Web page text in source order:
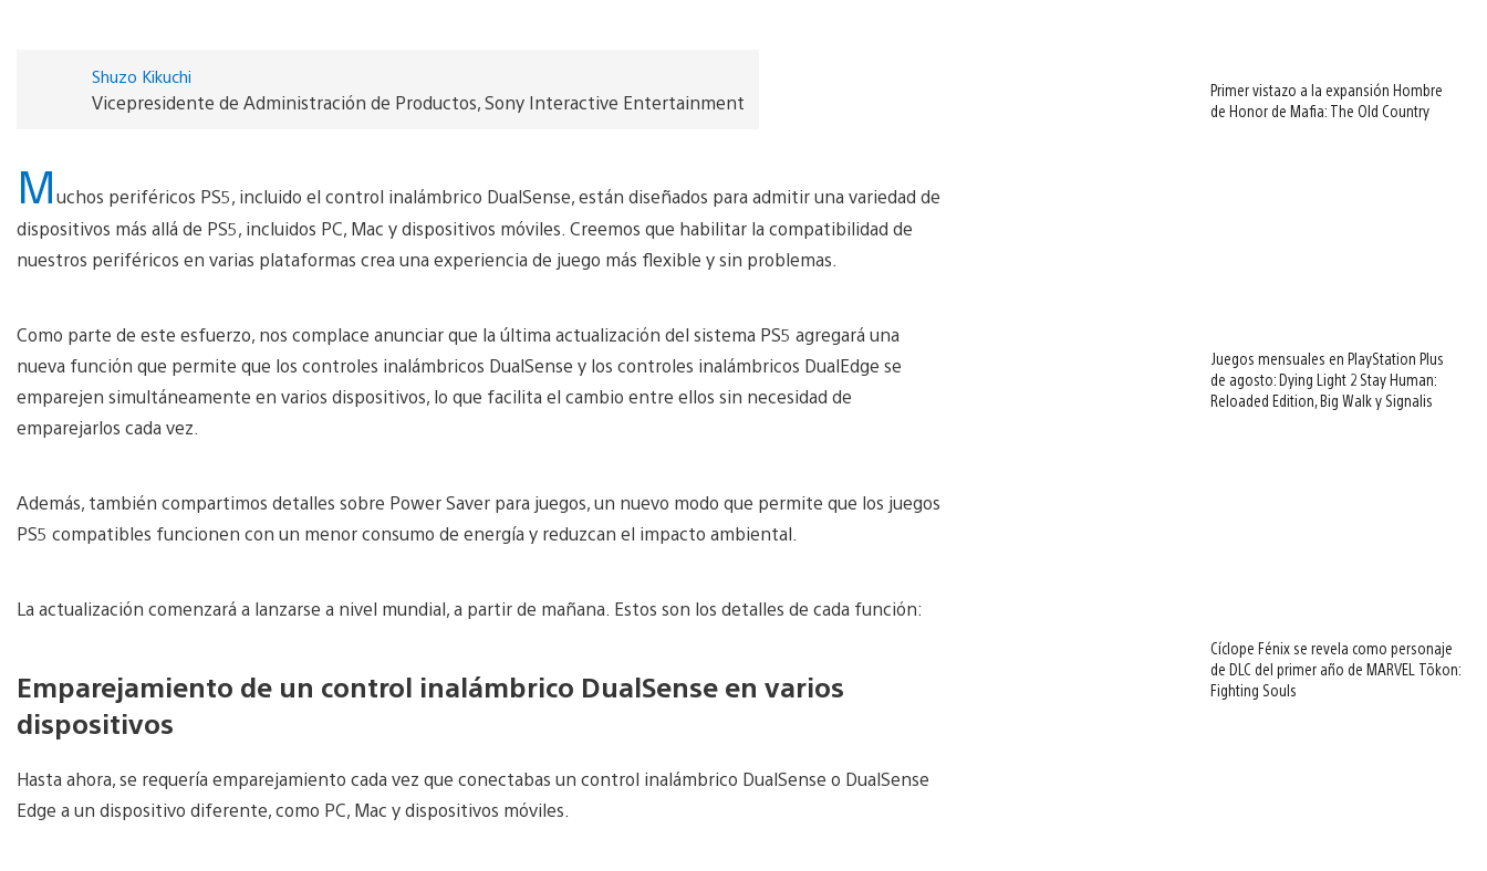
Shuzo Kikuchi
Vicepresidente de Administración de Productos, Sony Interactive Entertainment
Muchos periféricos PS5, incluido el control inalámbrico DualSense, están diseñados para admitir una variedad de
dispositivos más allá de PS5, incluidos PC, Mac y dispositivos móviles. Creemos que habilitar la compatibilidad de
nuestros periféricos en varias plataformas crea una experiencia de juego más flexible y sin problemas.
Como parte de este esfuerzo, nos complace anunciar que la última actualización del sistema PS5 agregará una
nueva función que permite que los controles inalámbricos DualSense y los controles inalámbricos DualEdge se
emparejen simultáneamente en varios dispositivos, lo que facilita el cambio entre ellos sin necesidad de
emparejarlos cada vez.
Además, también compartimos detalles sobre Power Saver para juegos, un nuevo modo que permite que los juegos
PS5 compatibles funcionen con un menor consumo de energía y reduzcan el impacto ambiental.
La actualización comenzará a lanzarse a nivel mundial, a partir de mañana. Estos son los detalles de cada función:
Emparejamiento de un control inalámbrico DualSense en varios
dispositivos
Hasta ahora, se requería emparejamiento cada vez que conectabas un control inalámbrico DualSense o DualSense
Edge a un dispositivo diferente, como PC, Mac y dispositivos móviles.
Primer vistazo a la expansión Hombre
de Honor de Mafia: The Old Country
Juegos mensuales en PlayStation Plus
de agosto: Dying Light 2 Stay Human:
Reloaded Edition, Big Walk y Signalis
Cíclope Fénix se revela como personaje
de DLC del primer año de MARVEL Tōkon:
Fighting Souls